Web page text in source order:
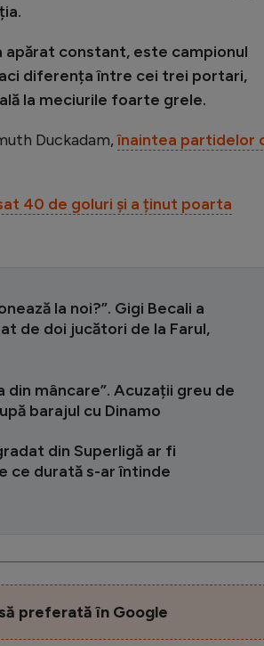
apărat constant, este campionul
diferența între cei trei portari,
la meciurile foarte grele.
Duckadam,înaintea partidelor
40 de goluri și a ținut poarta
la noi?”. Gigi Becali a
de doi jucători de la Farul,
din mâncare”. Acuzații greu de
barajul cu Dinamo
din Superligă ar fi
ce durată s-ar întinde
preferată în Google